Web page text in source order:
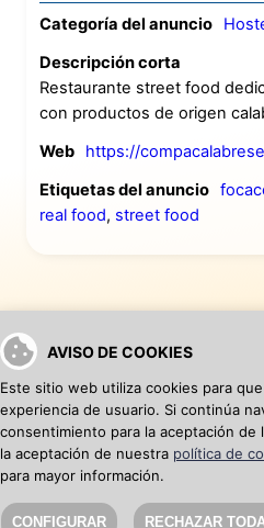
AVISO DE COOKIES
Este sitio web utiliza cookies para
experiencia de usuario. Si continúa
consentimiento para la aceptación de
la aceptación de nuestra política de
para mayor información.
CONFIGURAR RECHAZAR
Categoría del anuncio
Descripción corta
Restaurante street food
con productos de origen
Web
https://
Etiquetas del anuncio
real food, street food
VOLVER A INICIO